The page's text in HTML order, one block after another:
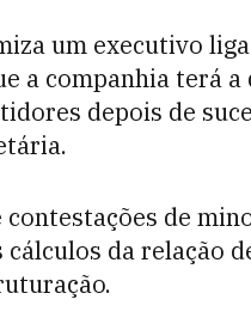
um executivo
a companhia terá
depois de
de
da relação